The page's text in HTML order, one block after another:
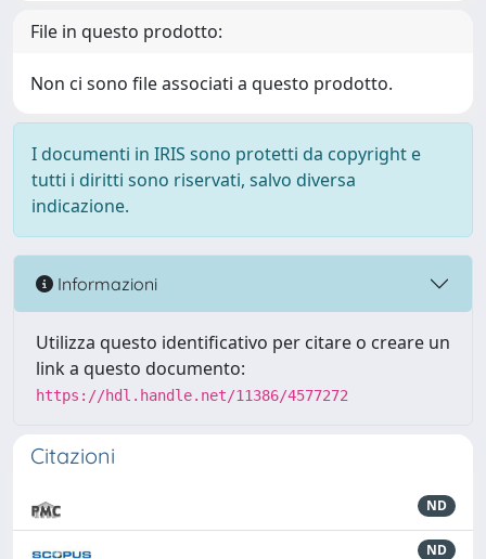
File in questo prodotto:
Non ci sono file associati a questo prodotto.
I documenti in IRIS sono protetti da copyright e
tutti i diritti sono riservati, salvo diversa
indicazione.
Informazioni
Utilizza questo identificativo per citare o creare un
link a questo documento:
https://hdl.handle.net/11386/4577272
Citazioni
ND
ND